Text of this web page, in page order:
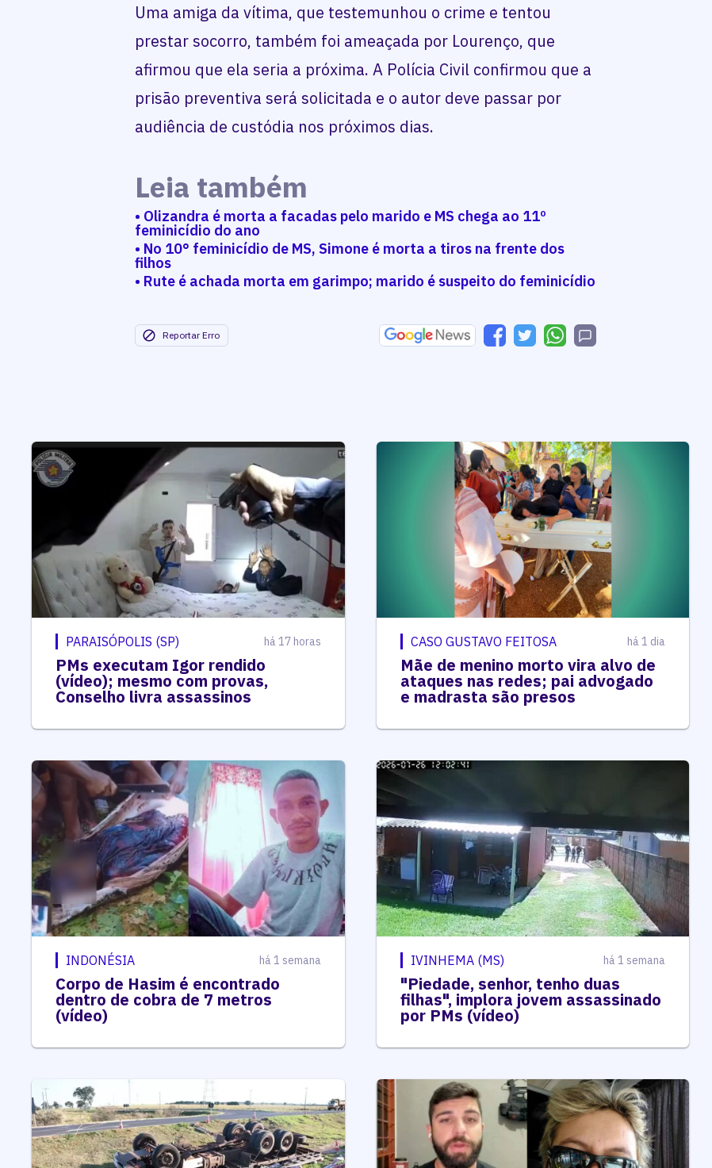
Uma amiga da vítima, que testemunhou o crime e tentou
prestar socorro, também foi ameaçada por Lourenço, que
afirmou que ela seria a próxima. A Polícia Civil confirmou que a
prisão preventiva será solicitada e o autor deve passar por
audiência de custódia nos próximos dias.
Leia também
• Olizandra é morta a facadas pelo marido e MS chega ao 11º
feminicídio do ano
• No 10° feminicídio de MS, Simone é morta a tiros na frente dos
filhos
• Rute é achada morta em garimpo; marido é suspeito do feminicídio
Reportar Erro
PARAISÓPOLIS (SP) há 17 horas
PMs executam Igor rendido
(vídeo); mesmo com provas,
Conselho livra assassinos
CASO GUSTAVO FEITOSA há 1 dia
Mãe de menino morto vira alvo de
ataques nas redes; pai advogado
e madrasta são presos
INDONÉSIA há 1 semana
Corpo de Hasim é encontrado
dentro de cobra de 7 metros
(vídeo)
IVINHEMA (MS) há 1 semana
"Piedade, senhor, tenho duas
filhas", implora jovem assassinado
por PMs (vídeo)